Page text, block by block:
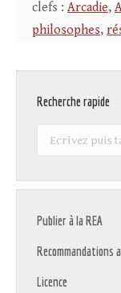
clefs : Arcadie,
philosophes,
Recherche rapide
Recherche
Publier à la REA
Recommandations
Licence